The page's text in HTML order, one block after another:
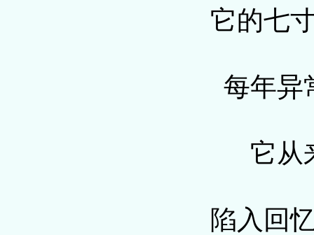
它的七
每年异
它从
陷入回